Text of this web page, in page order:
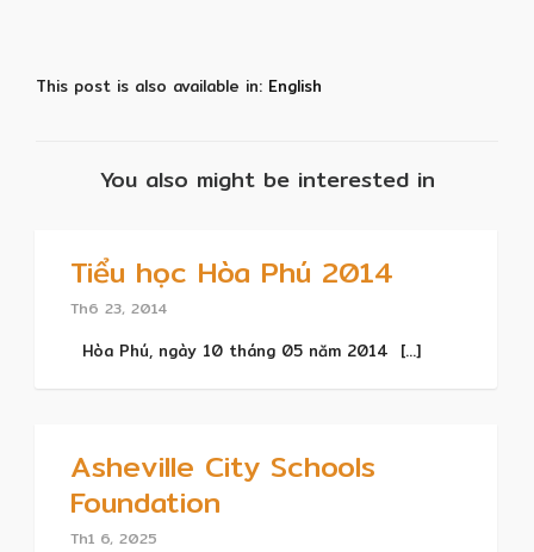
This post is also available in: English
You also might be interested in
Tiểu học Hòa Phú 2014
Th6 23, 2014
Hòa Phú, ngày 10 tháng 05 năm 2014 [...]
Asheville City Schools
Foundation
Th1 6, 2025